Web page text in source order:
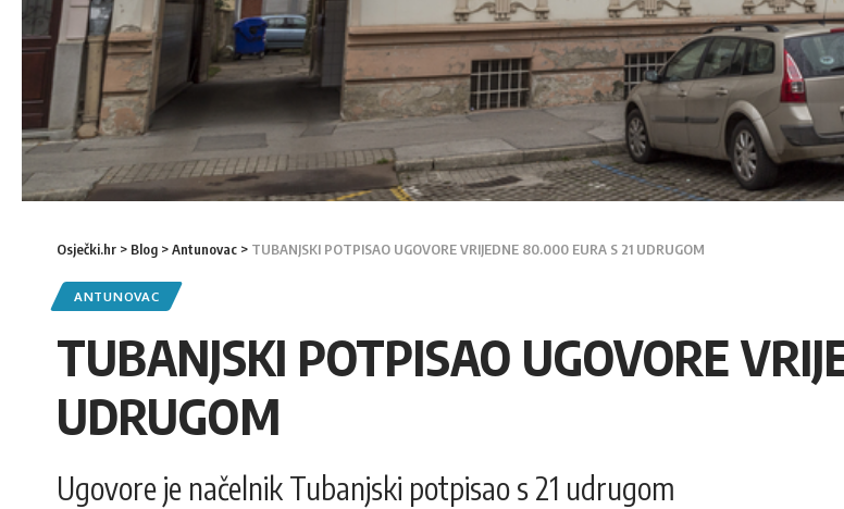
Osječki.hr > Blog >Antunovac > TUBANJSKI POTPISAO UGOVORE VRIJEDNE 80.000 EURA S 21 UDRUGOM
ANTUNOVAC
TUBANJSKI POTPISAO UGOVORE
UDRUGOM
Ugovore je načelnik Tubanjski potpisao s 21 udrugom